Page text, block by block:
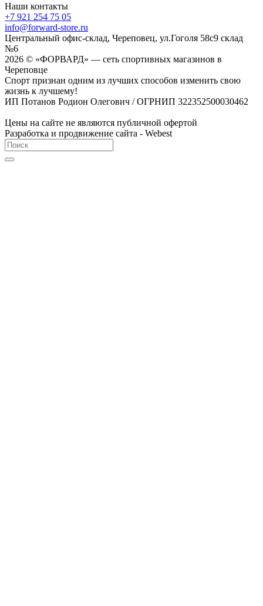
Наши контакты
+7 921 254 75 05
info@forward-store.ru
Центральный офис-склад, Череповец, ул.Гоголя 58с9 склад
№6
2026 © «ФОРВАРД» — сеть спортивных магазинов в
Череповце
Спорт признан одним из лучших способов изменить свою
жизнь к лучшему!
ИП Потанов Родион Олегович / ОГРНИП 322352500030462
Цены на сайте не являются публичной офертой
Разработка и продвижение сайта - Webest